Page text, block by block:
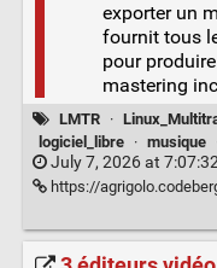
exporter un
fournit tous
pour
mastering
LMTR ·
logiciel_libre
· musique
July 7, 2026 at
https://